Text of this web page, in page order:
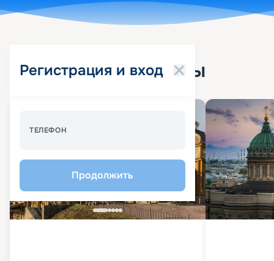
Регистрация и вход
ТЕЛЕФОН
Продолжить
Популярные круизы